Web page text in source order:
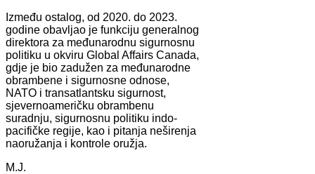
Između ostalog, od 2020. do 2023.
godine obavljao je funkciju generalnog
direktora za međunarodnu sigurnosnu
politiku u okviru Global Affairs Canada,
gdje je bio zadužen za međunarodne
obrambene i sigurnosne odnose,
NATO i transatlantsku sigurnost,
sjevernoameričku obrambenu
suradnju, sigurnosnu politiku indo-
pacifičke regije, kao i pitanja neširenja
naoružanja i kontrole oružja.
M.J.